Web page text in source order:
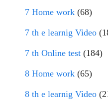
7 Home work (68)
7 th e learnig Video
7 th Online test (184)
8 Home work (65)
8 th e learnig Video